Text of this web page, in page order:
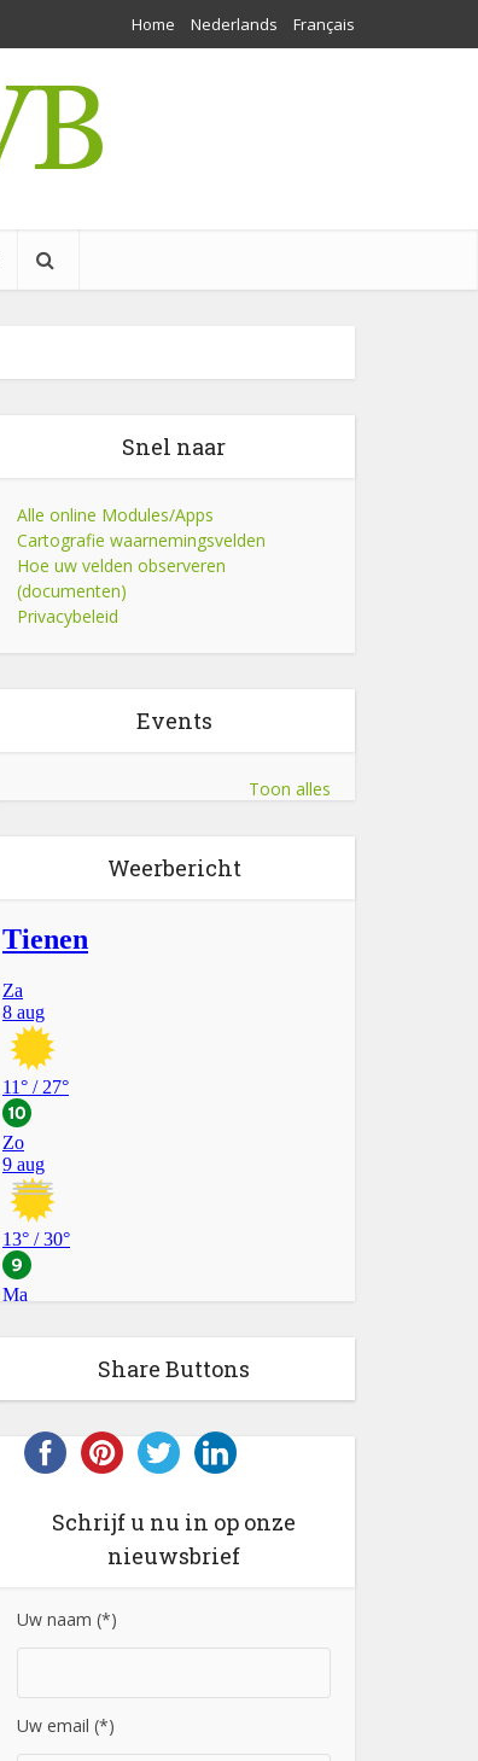
Home Nederlands Français
Snel naar
Alle online Modules/Apps
Cartografie waarnemingsvelden
Hoe uw velden observeren
(documenten)
Privacybeleid
Events
Toon alles
Weerbericht
Share Buttons
Schrijf u nu in op onze
nieuwsbrief
Uw naam (*)
Uw email (*)